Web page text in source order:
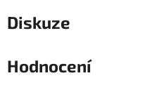
Diskuze
Hodnocení